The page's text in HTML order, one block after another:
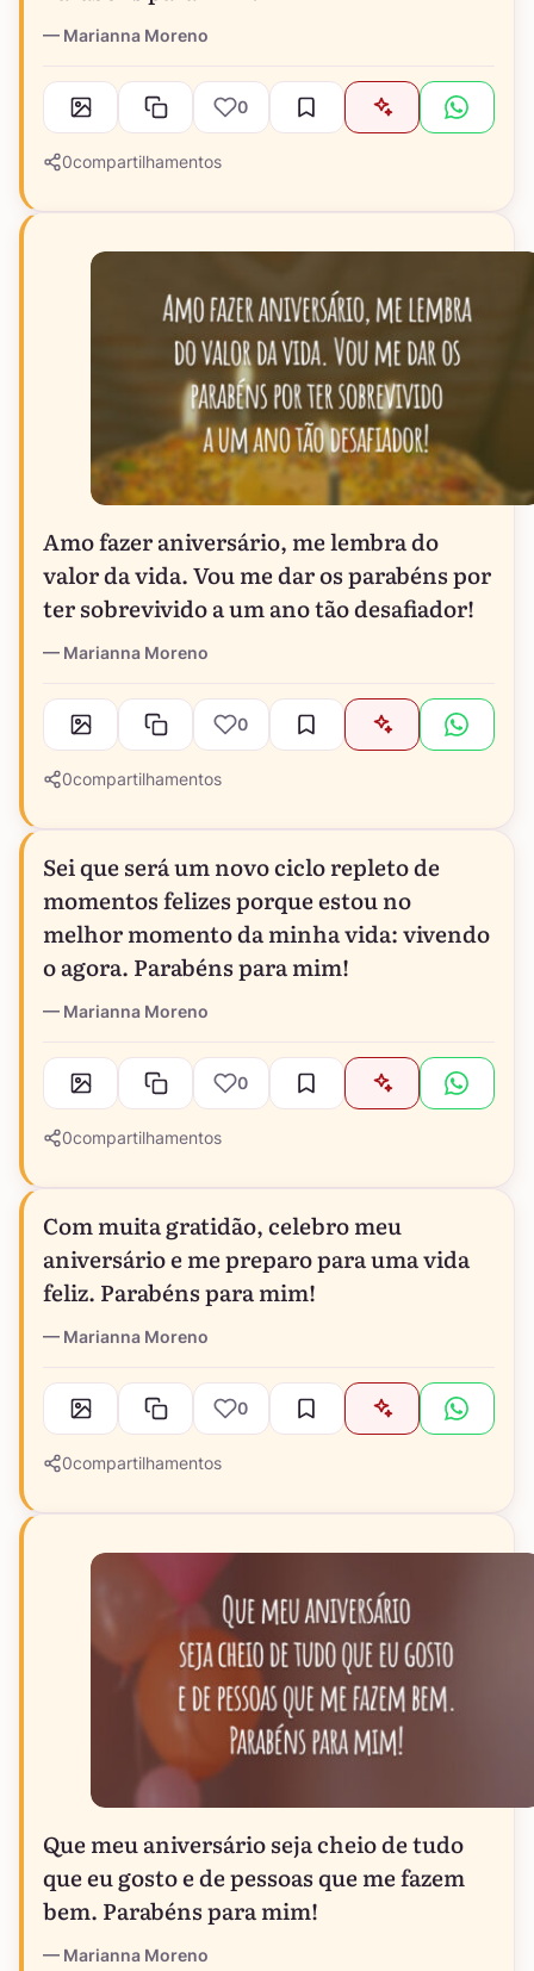
Marianna Moreno
0
0compartilhamentos
Amo fazer aniversário, me lembra do
valor da vida. Vou me dar os parabéns por
ter sobrevivido a um ano tão desafiador!
Marianna Moreno
0
0compartilhamentos
Sei que será um novo ciclo repleto de
momentos felizes porque estou no
melhor momento da minha vida: vivendo
o agora. Parabéns para mim!
Marianna Moreno
0
0compartilhamentos
Com muita gratidão, celebro meu
aniversário e me preparo para uma vida
feliz. Parabéns para mim!
Marianna Moreno
0
0compartilhamentos
Que meu aniversário seja cheio de tudo
que eu gosto e de pessoas que me fazem
bem. Parabéns para mim!
Marianna Moreno